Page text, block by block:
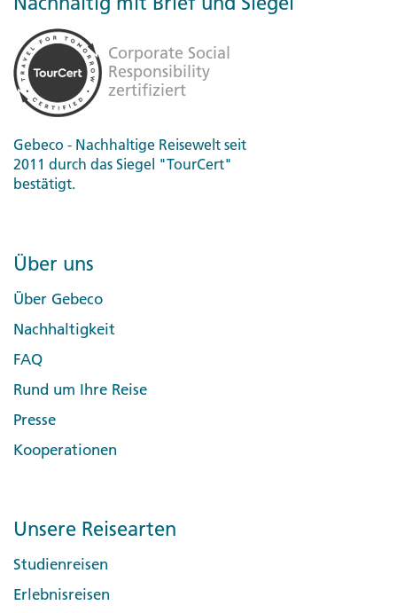
Gebeco - Nachhaltige Reisewelt seit
2011 durch das Siegel "TourCert"
bestätigt.
Über uns
Über Gebeco
Nachhaltigkeit
FAQ
Rund um Ihre Reise
Presse
Kooperationen
Unsere Reisearten
Studienreisen
Erlebnisreisen